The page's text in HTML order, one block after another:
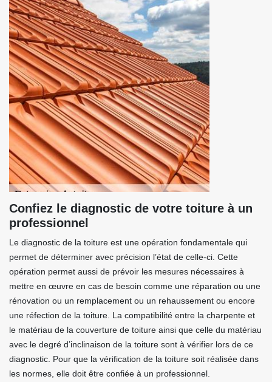
Confiez le diagnostic de votre toiture à un
professionnel
Le diagnostic de la toiture est une opération fondamentale qui
permet de déterminer avec précision l’état de celle-ci. Cette
opération permet aussi de prévoir les mesures nécessaires à
mettre en œuvre en cas de besoin comme une réparation ou une
rénovation ou un remplacement ou un rehaussement ou encore
une réfection de la toiture. La compatibilité entre la charpente et
le matériau de la couverture de toiture ainsi que celle du matériau
avec le degré d’inclinaison de la toiture sont à vérifier lors de ce
diagnostic. Pour que la vérification de la toiture soit réalisée dans
les normes, elle doit être confiée à un professionnel.